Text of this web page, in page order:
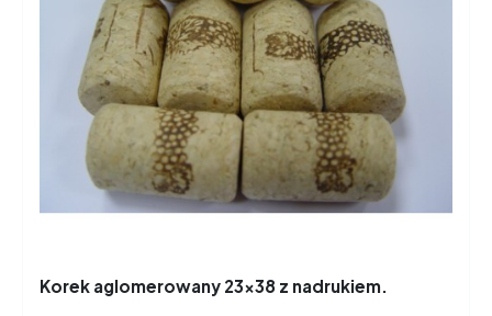
Korek aglomerowany 23x38 z nadrukiem.